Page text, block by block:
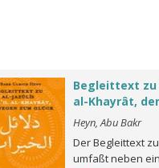
Begleittext zu
al-Khayrât,
Heyn, Abu Bakr
Der Begleittext
umfaßt neben